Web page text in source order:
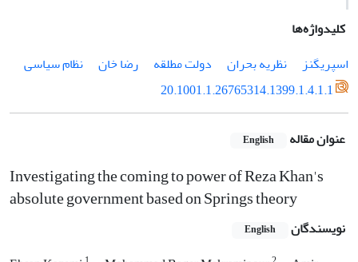
کلیدواژه‌ها
اسپریگنز
نظریه بحران دولت مطلقه رضا خان
نظام سیاسی
20.1001.1.26765314.1399.1.4.1.1
عنوان مقاله English
Investigating the coming to power of Reza Khan's
absolute government based on Springs theory
نویسندگان English